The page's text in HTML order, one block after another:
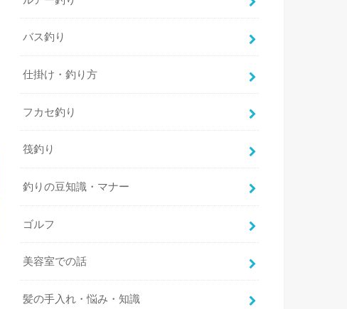
バス釣り
仕掛け・釣り方
フカセ釣り
筏釣り
釣りの豆知識・マナー
ゴルフ
美容室での話
髪の手入れ・悩み・知識